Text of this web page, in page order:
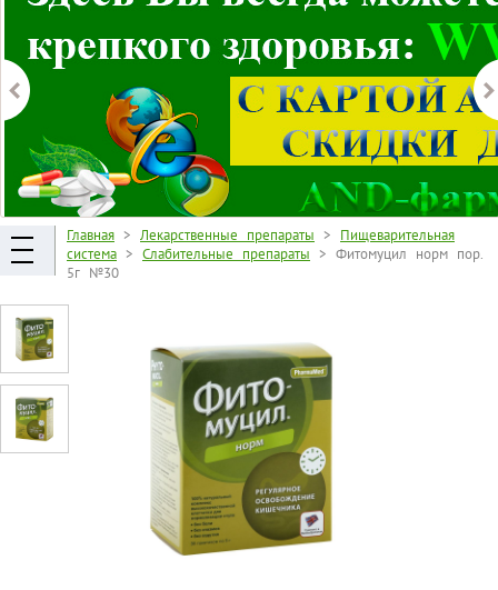
Главная > Лекарственные препараты > Пищеварительная
система > Слабительные препараты > Фитомуцил норм пор.
5г №30